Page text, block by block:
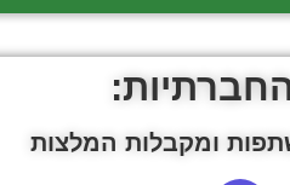
ומקבלות המלצות